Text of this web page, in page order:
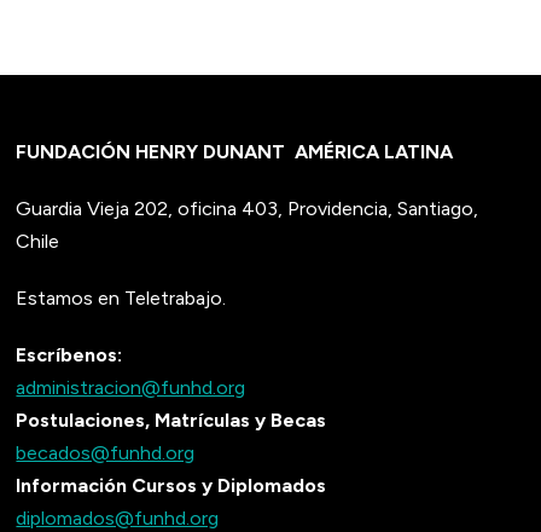
FUNDACIÓN HENRY DUNANTAMÉRICA LATINA
Guardia Vieja 202, oficina 403, Providencia, Santiago,
Chile
Estamos en Teletrabajo.
Escríbenos:
administracion@funhd.org
Postulaciones, Matrículas y Becas
becados@funhd.org
Información Cursos y Diplomados
diplomados@funhd.org